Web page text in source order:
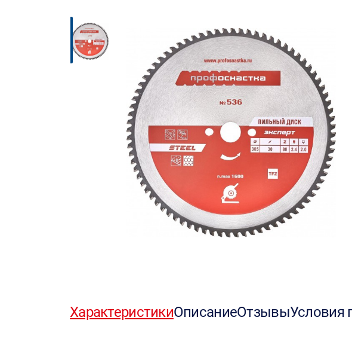
ХарактеристикиОписаниеОтзывыУсловия